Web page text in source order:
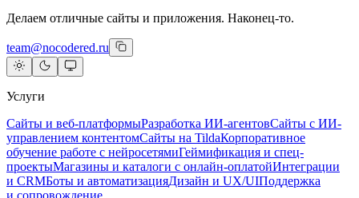
Делаем отличные сайты и приложения. Наконец-то.
team@nocodered.ru
Услуги
Сайты и веб-платформыРазработка ИИ-агентовСайты с ИИ-
управлением контентомСайты на TildaКорпоративное
обучение работе с нейросетямиГеймификация и спец-
проектыМагазины и каталоги с онлайн-оплатойИнтеграции
и CRMБоты и автоматизацияДизайн и UX/UIПоддержка
и сопровождение